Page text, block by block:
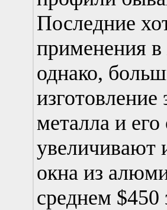
Последние
применения
однако,
металла и
увеличивают
окна из
среднем $450